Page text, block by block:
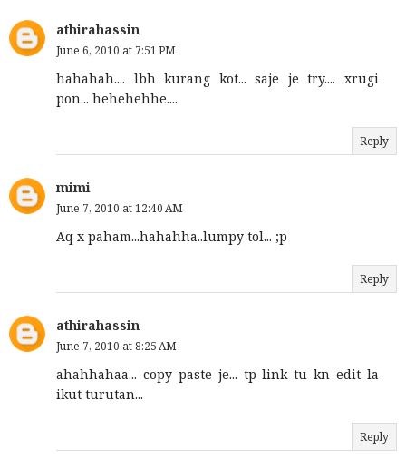
athirahassin
June 6, 2010 at 7:51 PM
hahahah.... lbh kurang kot... saje je try.... xrugi
pon... hehehehhe....
Reply
mimi
June 7, 2010 at 12:40 AM
Aq x paham...hahahha..lumpy tol... ;p
Reply
athirahassin
June 7, 2010 at 8:25 AM
ahahhahaa... copy paste je... tp link tu kn edit la
ikut turutan...
Reply